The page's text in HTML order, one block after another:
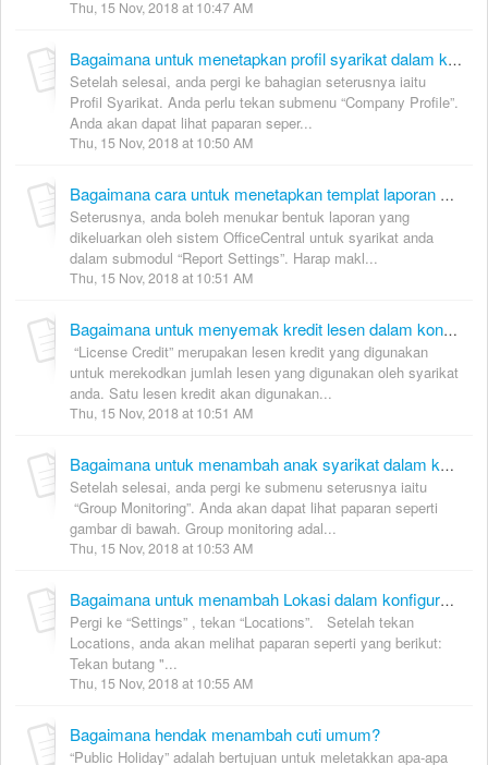
Thu, 15 Nov, 2018 at 10:47 AM
Bagaimana untuk menetapkan profil syarikat dalam konfigurasi global?
Setelah selesai, anda pergi ke bahagian seterusnya iaitu
Profil Syarikat. Anda perlu tekan submenu “Company Profile”.
Anda akan dapat lihat paparan seper...
Thu, 15 Nov, 2018 at 10:50 AM
Bagaimana cara untuk menetapkan templat laporan dalam konfigurasi global?
Seterusnya, anda boleh menukar bentuk laporan yang
dikeluarkan oleh sistem OfficeCentral untuk syarikat anda
dalam submodul “Report Settings”. Harap makl...
Thu, 15 Nov, 2018 at 10:51 AM
Bagaimana untuk menyemak kredit lesen dalam konfigurasi global?
“License Credit” merupakan lesen kredit yang digunakan
untuk merekodkan jumlah lesen yang digunakan oleh syarikat
anda. Satu lesen kredit akan digunakan...
Thu, 15 Nov, 2018 at 10:51 AM
Bagaimana untuk menambah anak syarikat dalam konfigurasi global?
Setelah selesai, anda pergi ke submenu seterusnya iaitu
“Group Monitoring”. Anda akan dapat lihat paparan seperti
gambar di bawah. Group monitoring adal...
Thu, 15 Nov, 2018 at 10:53 AM
Bagaimana untuk menambah Lokasi dalam konfigurasi global?
Pergi ke “Settings” , tekan “Locations”. Setelah tekan
Locations, anda akan melihat paparan seperti yang berikut:
Tekan butang "...
Thu, 15 Nov, 2018 at 10:55 AM
Bagaimana hendak menambah cuti umum?
“Public Holiday” adalah bertujuan untuk meletakkan apa-apa